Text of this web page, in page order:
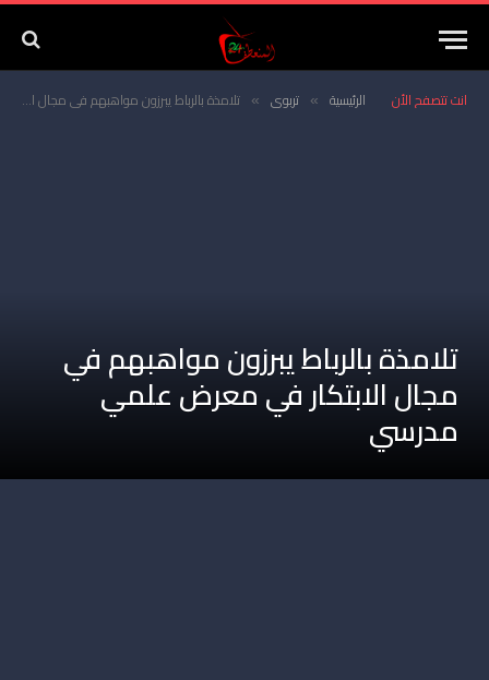
انت تتصفح الأن الرئيسية » تربوي » تلامذة بالرباط يبرزون مواهبهم في مجال الابتكار في معرض علمي مدرسي
تلامذة بالرباط يبرزون مواهبهم في
مجال الابتكار في معرض علمي
مدرسي